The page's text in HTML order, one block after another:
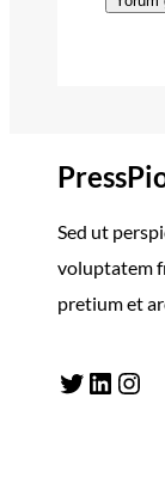
Sed ut
voluptatem
pretium et
Twitter LinkedIn Instagram